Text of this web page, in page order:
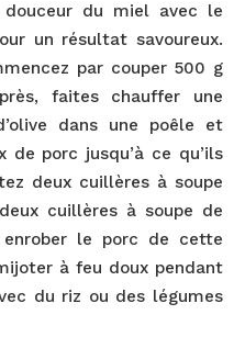
du miel avec le
un résultat savoureux.
par couper 500 g
faites chauffer une
dans une poêle et
porc jusqu’à ce qu’ils
deux cuillères à soupe
cuillères à soupe de
le porc de cette
à feu doux pendant
du riz ou des légumes